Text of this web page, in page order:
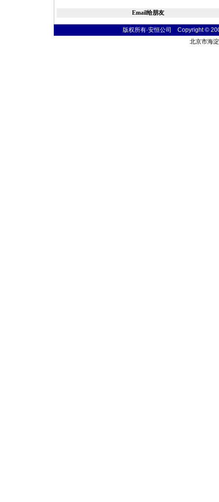
Email给朋友
版权所有·安恒公司 Copyright ©
北京市海